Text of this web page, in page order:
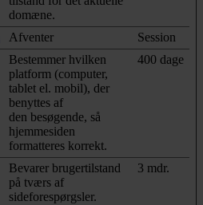
domæne.
Afventer
Session
Bestemmer hvilken
platform (computer,
tablet el. mobil), der
benyttes af
den besøgende, så
hjemmesiden
formatteres korrekt.
400 dage
Bevarer brugertilstand
på tværs af
sideforespørgsler.
3 mdr.